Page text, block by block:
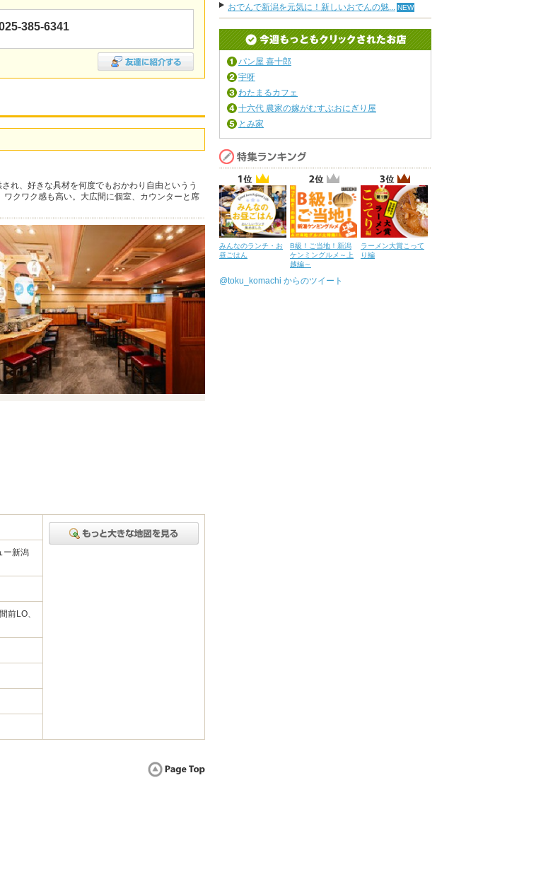
385-6341
れ、好きな具材を何度でもおかわり自由というう
クワク感も高い。大広間に個室、カウンターと席
ー新潟
前LO、
おでんで新潟を元気に！新しいおでんの魅...
パン屋 喜十郎
宇呀
わたまるカフェ
十六代 農家の嫁がむすぶおにぎり屋
とみ家
みんなのランチ・お
昼ごはん
B級！ご当地！新潟
ケンミングルメ～上
越編～
ラーメン大賞こって
り編
@toku_komachi からのツイート